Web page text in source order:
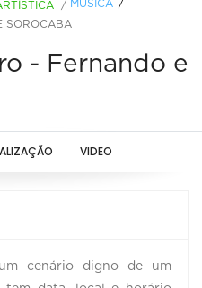
/ MÚSICA
SOROCABA
- Fernando e
VIDEO
cenário digno de um